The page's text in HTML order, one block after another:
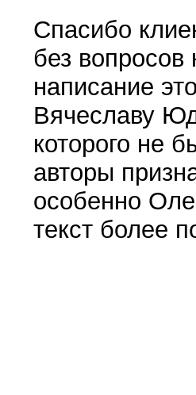
Спасибо
без
написание
Вячеславу
которого не
авторы
особенно
текст более